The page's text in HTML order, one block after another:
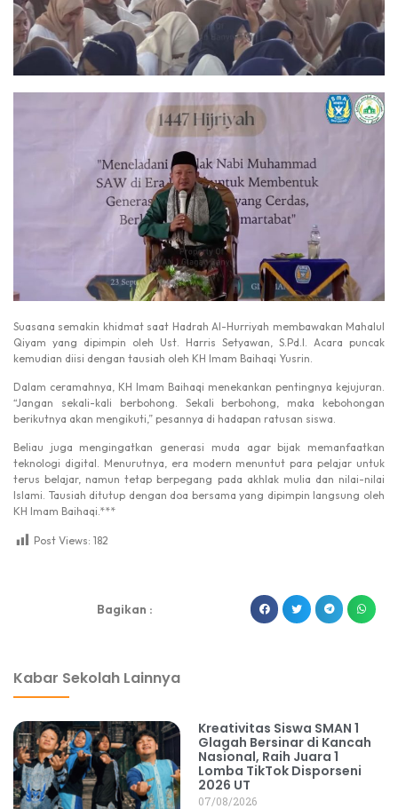
Suasana semakin khidmat saat Hadrah Al-Hurriyah membawakan Mahalul
Qiyam yang dipimpin oleh Ust. Harris Setyawan, S.Pd.I. Acara puncak
kemudian diisi dengan tausiah oleh KH Imam Baihaqi Yusrin.
Dalam ceramahnya, KH Imam Baihaqi menekankan pentingnya kejujuran.
“Jangan sekali-kali berbohong. Sekali berbohong, maka kebohongan
berikutnya akan mengikuti,” pesannya di hadapan ratusan siswa.
Beliau juga mengingatkan generasi muda agar bijak memanfaatkan
teknologi digital. Menurutnya, era modern menuntut para pelajar untuk
terus belajar, namun tetap berpegang pada akhlak mulia dan nilai-nilai
Islami. Tausiah ditutup dengan doa bersama yang dipimpin langsung oleh
KH Imam Baihaqi.***
Post Views: 182
Bagikan :
Kabar Sekolah Lainnya
Kreativitas Siswa SMAN 1
Glagah Bersinar di Kancah
Nasional, Raih Juara 1
Lomba TikTok Disporseni
2026 UT
07/08/2026